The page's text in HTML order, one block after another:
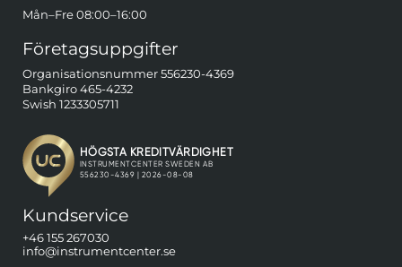
Mån–Fre 08:00–16:00
Företagsuppgifter
Organisationsnummer 556230-4369
Bankgiro 465-4232
Swish 1233305711
Kundservice
+46 155 267030
info@instrumentcenter.se